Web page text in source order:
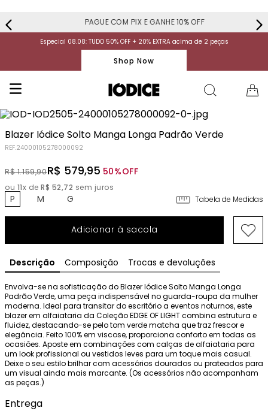
PAGUE COM PIX E GANHE 10% OFF
Especial 08.08: TUDO 50% OFF + 20% EXTRA acima de 2 peças
Shop Now
Blazer Iódice Solto Manga Longa Padrão Verde
REF.24000105278000092
R$ 1.159,90R$ 579,95 50%OFF
ou 11x de R$ 52,72 sem juros
P M G Tabela de Medidas
Adicionar à sacola
Descrição Composição Trocas e devoluções
Envolva-se na sofisticação do Blazer Iódice Solto Manga Longa
Padrão Verde, uma peça indispensável no guarda-roupa da mulher
moderna. Ideal para transitar do escritório a eventos noturnos, este
blazer em alfaiataria da Coleção EDGE OF LIGHT combina estrutura e
fluidez, destacando-se pelo tom verde matcha que traz frescor e
elegância. Feito 100% em viscose, proporciona conforto em todas as
ocasiões. Aposte em combinações com calças de alfaiataria para
um look profissional ou vestidos leves para um toque mais casual.
Deixe o seu estilo brilhar com acessórios dourados ou prateados para
um visual ainda mais marcante. (Os acessórios não acompanham
as peças.)
Entrega